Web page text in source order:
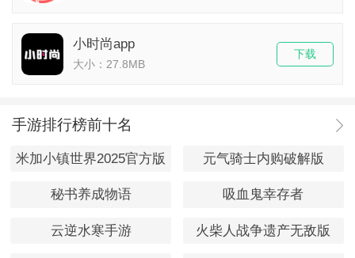
小时尚app
大小：27.8MB
下载
手游排行榜前十名
米加小镇世界2025官方版 元气骑士内购破解版
秘书养成物语 吸血鬼幸存者
云逆水寒手游 火柴人战争遗产无敌版